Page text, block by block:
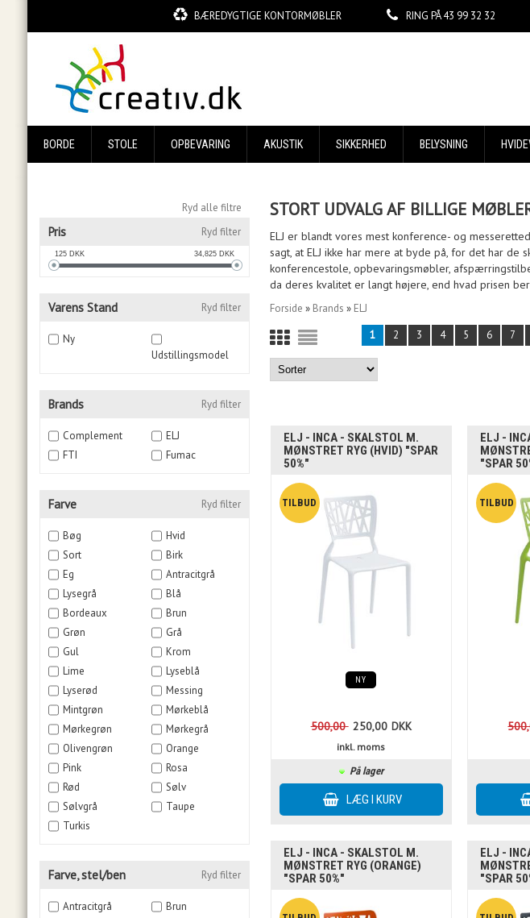
BÆREDYGTIGE KONTORMØBLER RING PÅ43 99 32 32
BORDE STOLE OPBEVARING AKUSTIK SIKKERHED BELYSNING
Ryd alle filtre
Pris Ryd filter
125DKK 34,825DKK
Varens Stand Ryd filter
Ny
Udstillingsmodel
Brands Ryd filter
Complement
ELJ
FTI
Fumac
Farve Ryd filter
Bøg
Hvid
Sort
Birk
Eg
Antracitgrå
Lysegrå
Blå
Bordeaux
Brun
Grøn
Grå
Gul
Krom
Lime
Lyseblå
Lyserød
Messing
Mintgrøn
Mørkeblå
Mørkegrøn
Mørkegrå
Olivengrøn
Orange
Pink
Rosa
Rød
Sølv
Sølvgrå
Taupe
Turkis
Farve, stel/ben Ryd filter
Antracitgrå
Brun
STORT UDVALG AF BILLIGE
ELJ er blandt vores mest konference- og
sagt, at ELJ ikke har mere at byde på, for det har
konferencestole, opbevaringsmøbler,
da deres kvalitet er langt højere, end hvad prisen
Forside » Brands » ELJ
1
2 3 4 5 6 7
ELJ - INCA - SKALSTOL M.
MØNSTRET RYG (HVID) "SPAR
50%"
NY
500,00 250,00 DKK
inkl. moms
På lager
ELJ -
"SPAR
ELJ - INCA - SKALSTOL M.
MØNSTRET RYG (ORANGE)
"SPAR 50%"
ELJ -
"SPAR